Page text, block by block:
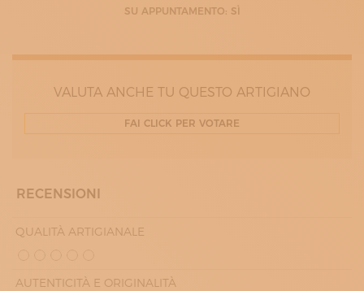
SU APPUNTAMENTO: SÌ
VALUTA ANCHE TU QUESTO ARTIGIANO
FAI CLICK PER VOTARE
RECENSIONI
QUALITÀ ARTIGIANALE
AUTENTICITÀ E ORIGINALITÀ